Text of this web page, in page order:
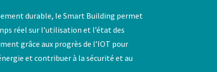
durable, le Smart Building permet
réel sur l’utilisation et l’état des
grâce aux progrès de l’IOT pour
et contribuer à la sécurité et au